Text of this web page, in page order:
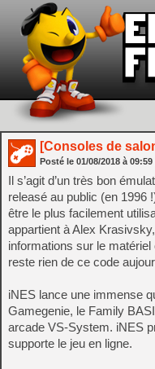
[Consoles de
Posté le 01/08/2018 à 09:59
Il s’agit d’un très bon
releasé au public (en 1996
être le plus facilement
appartient à Alex
informations sur le
reste rien de ce code
iNES lance une immense
Gamegenie, le Family
arcade VS-System. iNES
supporte le jeu en ligne.